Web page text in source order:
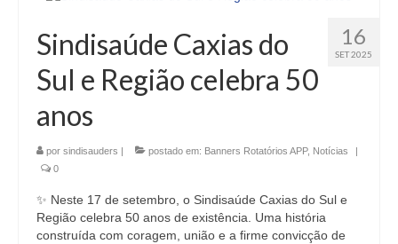
16
SET 2025
Sindisaúde Caxias do
Sul e Região celebra 50
anos
por sindisauders postado em: Banners Rotatórios APP, Notícias
0
✨ Neste 17 de setembro, o Sindisaúde Caxias do Sul e
Região celebra 50 anos de existência. Uma história
construída com coragem, união e a firme convicção de